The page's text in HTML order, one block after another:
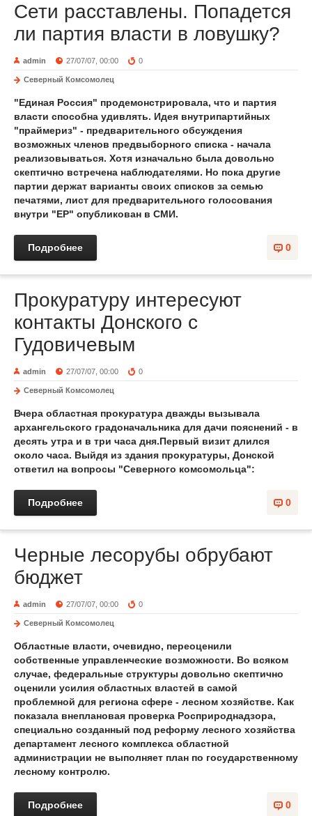
Сети расставлены. Попадется
ли партия власти в ловушку?
admin 27/07/07, 00:00 0
Северный Комсомолец
"Единая Россия" продемонстрировала, что и партия
власти способна удивлять. Идея внутрипартийных
"праймериз" - предварительного обсуждения
возможных членов предвыборного списка - начала
реализовываться. Хотя изначально была довольно
скептично встречена наблюдателями. Но пока другие
партии держат варианты своих списков за семью
печатями, лист для предварительного голосования
внутри "ЕР" опубликован в СМИ.
0
Подробнее
Прокуратуру интересуют
контакты Донского с
Гудовичевым
admin 27/07/07, 00:00 0
Северный Комсомолец
Вчера областная прокуратура дважды вызывала
архангельского градоначальника для дачи пояснений - в
десять утра и в три часа дня.Первый визит длился
около часа. Выйдя из здания прокуратуры, Донской
ответил на вопросы "Северного комсомольца":
0
Подробнее
Черные лесорубы обрубают
бюджет
admin 27/07/07, 00:00 0
Северный Комсомолец
Областные власти, очевидно, переоценили
собственные управленческие возможности. Во всяком
случае, федеральные структуры довольно скептично
оценили усилия областных властей в самой
проблемной для региона сфере - лесном хозяйстве. Как
показала внеплановая проверка Росприроднадзора,
специально созданный под реформу лесного хозяйства
департамент лесного комплекса областной
администрации не выполняет план по государственному
лесному контролю.
0
Подробнее